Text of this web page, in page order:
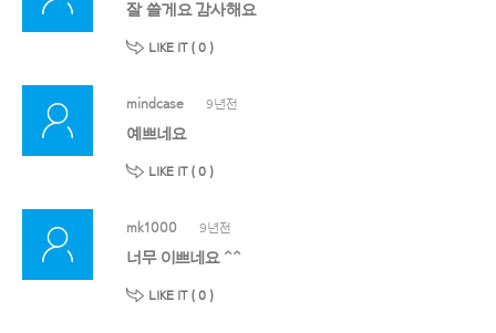
잘 쓸게요 감사해요
LIKE IT ( 0 )
mindcase 9년전
예쁘네요
LIKE IT ( 0 )
mk1000 9년전
너무 이쁘네요 ^^
LIKE IT ( 0 )